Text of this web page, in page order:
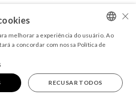
OS DIREITOS RESERVADOS
e condições|Política de Privacidade.
PORTUGUESE
×
melhorar a experiência do usuário. Ao
a concordar com nossa Política de
RECUSAR TODOS